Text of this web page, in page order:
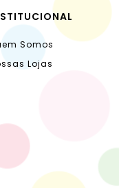
Somos
Lojas